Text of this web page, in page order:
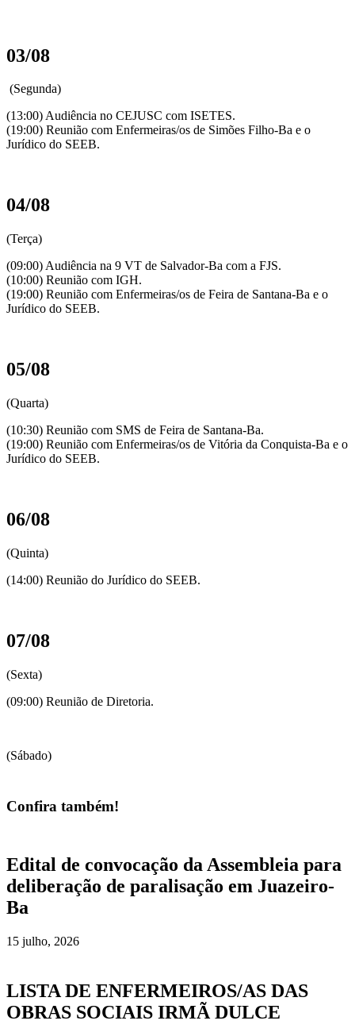
03/08
(Segunda)
(13:00) Audiência no CEJUSC com ISETES.
(19:00) Reunião com Enfermeiras/os de Simões Filho-Ba e o
Jurídico do SEEB.
04/08
(Terça)
(09:00) Audiência na 9 VT de Salvador-Ba com a FJS.
(10:00) Reunião com IGH.
(19:00) Reunião com Enfermeiras/os de Feira de Santana-Ba e o
Jurídico do SEEB.
05/08
(Quarta)
(10:30) Reunião com SMS de Feira de Santana-Ba.
(19:00) Reunião com Enfermeiras/os de Vitória da Conquista-Ba e o
Jurídico do SEEB.
06/08
(Quinta)
(14:00) Reunião do Jurídico do SEEB.
07/08
(Sexta)
(09:00) Reunião de Diretoria.
(Sábado)
Confira também!
Edital de convocação da Assembleia para
deliberação de paralisação em Juazeiro-
Ba
15 julho, 2026
LISTA DE ENFERMEIROS/AS DAS
OBRAS SOCIAIS IRMÃ DULCE